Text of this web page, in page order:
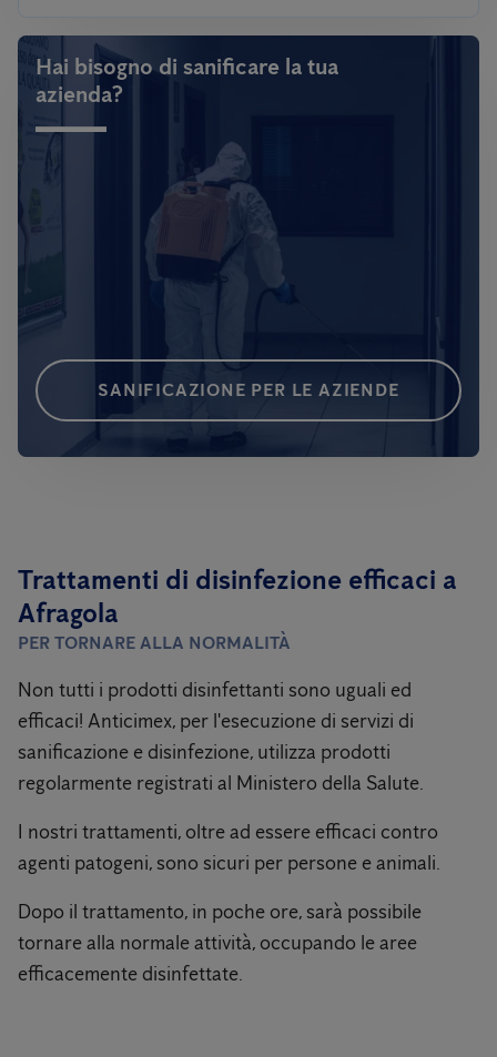
Hai bisogno di sanificare la tua
azienda?
SANIFICAZIONE PER LE AZIENDE
Trattamenti di disinfezione efficaci a
Afragola
PER TORNARE ALLA NORMALITÀ
Non tutti i prodotti disinfettanti sono uguali ed
efficaci! Anticimex, per l'esecuzione di servizi di
sanificazione e disinfezione, utilizza prodotti
regolarmente registrati al Ministero della Salute.
I nostri trattamenti, oltre ad essere efficaci contro
agenti patogeni, sono sicuri per persone e animali.
Dopo il trattamento, in poche ore, sarà possibile
tornare alla normale attività, occupando le aree
efficacemente disinfettate.